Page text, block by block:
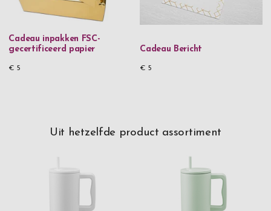
Cadeau inpakken FSC-
gecertificeerd papier
€ 5
Cadeau Bericht
€ 5
Uit hetzelfde product assortiment